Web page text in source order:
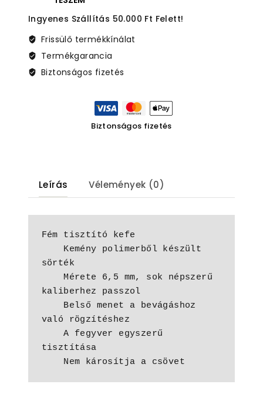
Ingyenes Szállítás 50.000 Ft Felett!
Frissülő termékkínálat
Termékgarancia
Biztonságos fizetés
Biztonságos fizetés
Leírás Vélemények (0)
Fém tisztító kefe
sörték
kaliberhez passzol
való rögzítéshez
    A fegyver egyszerű
tisztítása
    Nem károsítja a csövet